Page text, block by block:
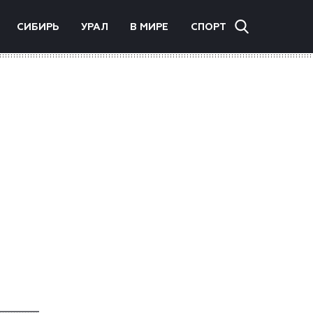
СИБИРЬ УРАЛ В МИРЕ СПОРТ